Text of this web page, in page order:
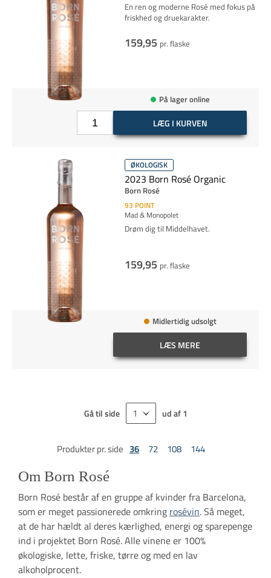
En ren og moderne Rosé med fokus på
friskhed og druekarakter.
159,95 pr. flaske
På lager online
LÆG I KURVEN
ØKOLOGISK
2023 Born Rosé Organic
Born Rosé
93 POINT
Mad & Monopolet
Drøm dig til Middelhavet.
159,95 pr. flaske
Midlertidig udsolgt
LÆS MERE
Gå til side ud af 1
Produkter pr. side 36 72 108 144
Om Born Rosé
Born Rosé består af en gruppe af kvinder fra Barcelona,
som er meget passionerede omkring rosévin. Så meget,
at de har hældt al deres kærlighed, energi og sparepenge
ind i projektet Born Rosé. Alle vinene er 100%
økologiske, lette, friske, tørre og med en lav
alkoholprocent.